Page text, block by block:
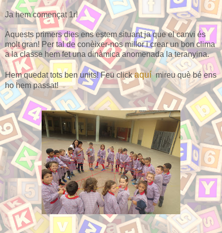
Ja hem començat 1r!
Aquests primers dies ens estem situant ja que el canvi és
molt gran! Per tal de conèixer-nos millor i crear un bon clima
a la classe hem fet una dinàmica anomenada la teranyina.
Hem quedat tots ben units! Feu clickaquímireu què bé ens
ho hem passat!